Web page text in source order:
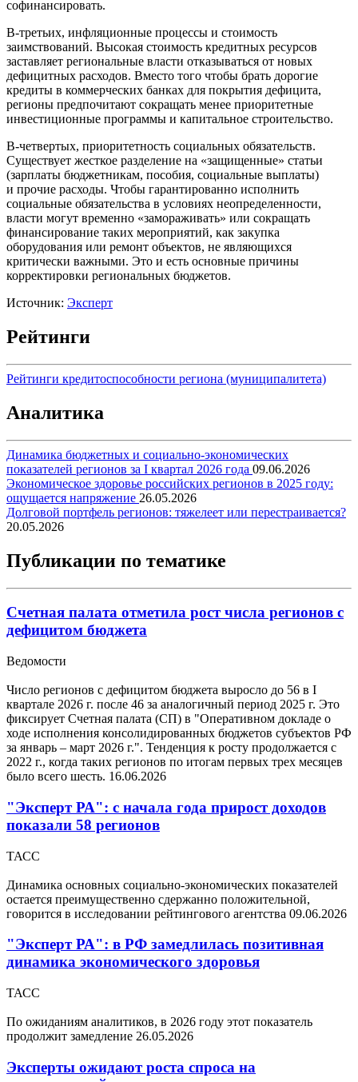
софинансировать.
В-третьих, инфляционные процессы и стоимость
заимствований. Высокая стоимость кредитных ресурсов
заставляет региональные власти отказываться от новых
дефицитных расходов. Вместо того чтобы брать дорогие
кредиты в коммерческих банках для покрытия дефицита,
регионы предпочитают сокращать менее приоритетные
инвестиционные программы и капитальное строительство.
В-четвертых, приоритетность социальных обязательств.
Существует жесткое разделение на «защищенные» статьи
(зарплаты бюджетникам, пособия, социальные выплаты)
и прочие расходы. Чтобы гарантированно исполнить
социальные обязательства в условиях неопределенности,
власти могут временно «замораживать» или сокращать
финансирование таких мероприятий, как закупка
оборудования или ремонт объектов, не являющихся
критически важными. Это и есть основные причины
корректировки региональных бюджетов.
Источник: Эксперт
Рейтинги
Рейтинги кредитоспособности региона (муниципалитета)
Аналитика
Динамика бюджетных и социально-экономических
показателей регионов за I квартал 2026 года 09.06.2026
Экономическое здоровье российских регионов в 2025 году:
ощущается напряжение 26.05.2026
Долговой портфель регионов: тяжелеет или перестраивается?
20.05.2026
Публикации по тематике
Счетная палата отметила рост числа регионов с
дефицитом бюджета
Ведомости
Число регионов с дефицитом бюджета выросло до 56 в I
квартале 2026 г. после 46 за аналогичный период 2025 г. Это
фиксирует Счетная палата (СП) в "Оперативном докладе о
ходе исполнения консолидированных бюджетов субъектов РФ
за январь – март 2026 г.". Тенденция к росту продолжается с
2022 г., когда таких регионов по итогам первых трех месяцев
было всего шесть. 16.06.2026
"Эксперт РА": с начала года прирост доходов
показали 58 регионов
ТАСС
Динамика основных социально-экономических показателей
остается преимущественно сдержанно положительной,
говорится в исследовании рейтингового агентства 09.06.2026
"Эксперт РА": в РФ замедлилась позитивная
динамика экономического здоровья
ТАСС
По ожиданиям аналитиков, в 2026 году этот показатель
продолжит замедление 26.05.2026
Эксперты ожидают роста спроса на